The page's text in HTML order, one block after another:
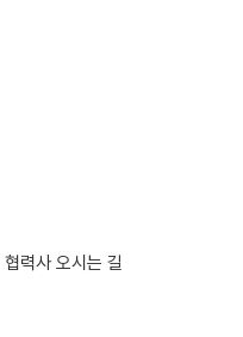
협력사오시는 길